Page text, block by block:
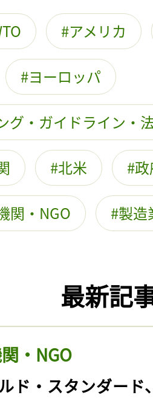
アメリカ
ヨーロッパ
グ・ガイドライン・
北米
関・NGO 製造
最新記
・NGO
ド・スタンダード